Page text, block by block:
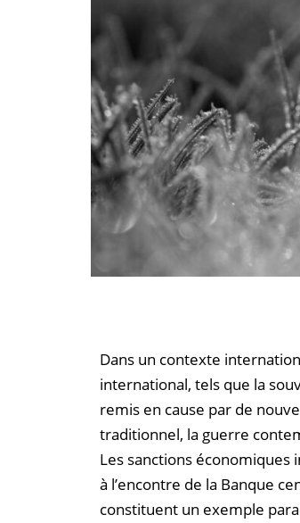
Dans un contexte
international, tels que la
remis en cause par de
traditionnel, la guerre
Les sanctions économiques
à l’encontre de la Banque
constituent un exemple